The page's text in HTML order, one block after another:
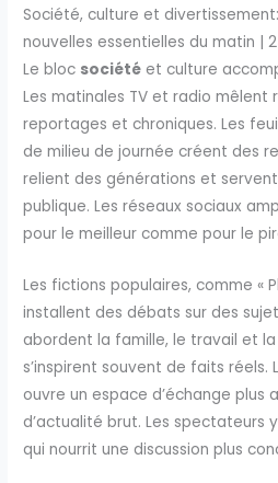
Société, culture et
nouvelles essentielles du matin |
Le bloc société et culture
Les matinales TV et radio mêlent
reportages et chroniques. Les
de milieu de journée créent des
relient des générations et
publique. Les réseaux sociaux
pour le meilleur comme pour le
Les fictions populaires, comme «
installent des débats sur des
abordent la famille, le travail et la
s’inspirent souvent de faits
ouvre un espace d’échange plus
d’actualité brut. Les spectateurs
qui nourrit une discussion plus